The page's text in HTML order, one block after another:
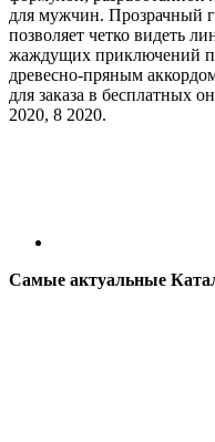
для мужчин. Прозрачный
позволяет четко видеть
жаждущих приключений
древесно-пряным
для заказа в бесплатных
2020, 8 2020.
Самые актуальные